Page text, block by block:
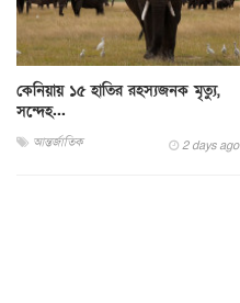
কেনিয়ায় ১৫ হাতির রহস্যজনক মৃত্যু,
সন্দেহ...
আন্তর্জাতিক 2 days ago